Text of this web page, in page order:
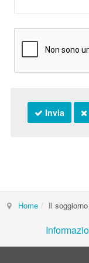
Invia
Home Il soggiorno